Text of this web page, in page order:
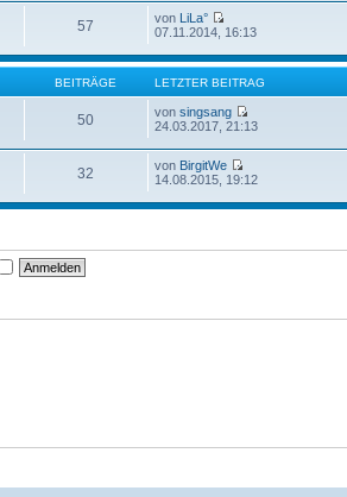
57 von LiLa°
07.11.2014, 16:13
BEITRÄGE LETZTER BEITRAG
50 vonsingsang
24.03.2017, 21:13
32 von BirgitWe
14.08.2015, 19:12